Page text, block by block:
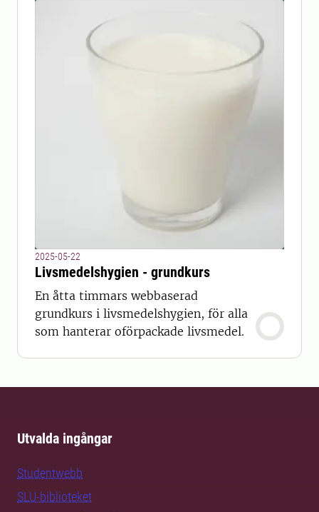
2025-05-22
Livsmedelshygien - grundkurs
En åtta timmars webbaserad
grundkurs i livsmedelshygien, för alla
som hanterar oförpackade livsmedel.
Utvalda ingångar
Studentwebb
SLU-biblioteket